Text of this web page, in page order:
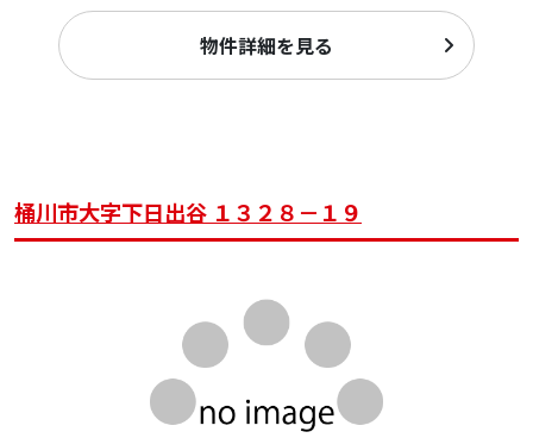
物件詳細を見る
桶川市大字下日出谷 １３２８－１９